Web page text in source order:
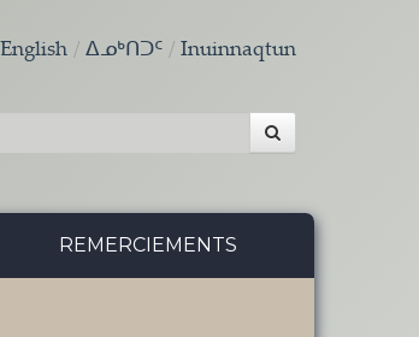
English ᐃᓄᒃᑎᑐᑦ Inuinnaqtun
REMERCIEMENTS